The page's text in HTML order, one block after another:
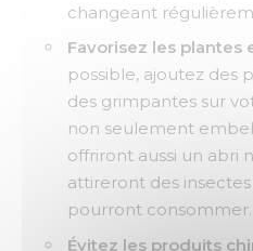
changeant
Favorisez les plantes
possible, ajoutez des
des grimpantes sur
non seulement
offriront aussi un abri
attireront des
pourront consommer.
Évitez les produits